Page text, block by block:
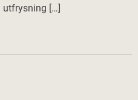
utfrysning […]